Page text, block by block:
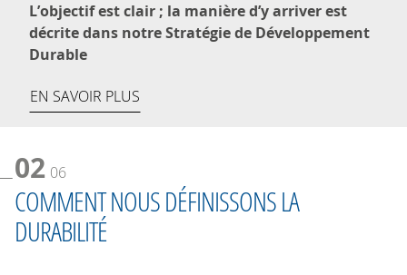
L’objectif est clair ; la manière d’y arriver est
décrite dans notre Stratégie de Développement
Durable
EN SAVOIR PLUS
02 06
COMMENT NOUS DÉFINISSONS LA
DURABILITÉ